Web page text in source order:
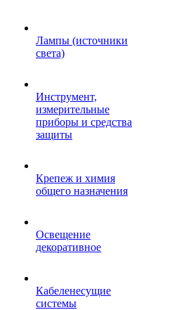
Лампы (источники
света)
Инструмент,
измерительные
приборы и средства
защиты
Крепеж и химия
общего назначения
Освещение
декоративное
Кабеленесущие
системы